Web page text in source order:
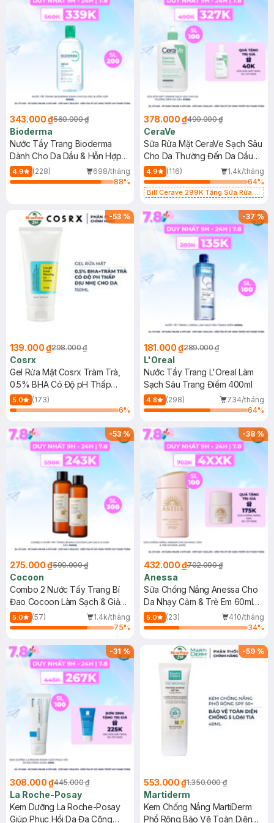
343.000 ₫560.000 ₫
Bioderma
Nước Tẩy Trang Bioderma
Dành Cho Da Dầu & Hỗn Hợp
500ml
4.9 (228)
698/tháng
88%
378.000 ₫490.000 ₫
CeraVe
Sữa Rửa Mặt CeraVe Sạch Sâu
Cho Da Thường Đến Da Dầu
473ml
4.9 (116)
1.4k/tháng
64%
Bill Cerave 299K Tặng Sữa Rửa
-53 %
139.000 ₫298.000 ₫
Cosrx
Gel Rửa Mặt Cosrx Tràm Trà,
0.5% BHA Có Độ pH Thấp
150ml
5.0
(173)
6%
-37%
181.000 ₫289.000 ₫
L'Oreal
Nước Tẩy Trang L'Oreal Làm
Sạch Sâu Trang Điểm 400ml
4.8 (298)
734/tháng
64%
-53%
275.000 ₫590.000 ₫
Cocoon
Combo 2 Nước Tẩy Trang Bí
Đao Cocoon Làm Sạch & Giảm
Dầu 500ml
5.0 (57)
1.4k/tháng
75%
-38%
432.000 ₫702.000 ₫
Anessa
Sữa Chống Nắng Anessa Cho
Da Nhạy Cảm & Trẻ Em 60ml
(Mới)
5.0 (23)
410/tháng
34%
-31%
308.000 ₫445.000 ₫
La Roche-Posay
Kem Dưỡng La Roche-Posay
Giúp Phục Hồi Da Đa Công
-59 %
553.000 ₫1.350.000 ₫
Martiderm
Kem Chống Nắng MartiDerm
Phổ Rộng Bảo Vệ Toàn Diện